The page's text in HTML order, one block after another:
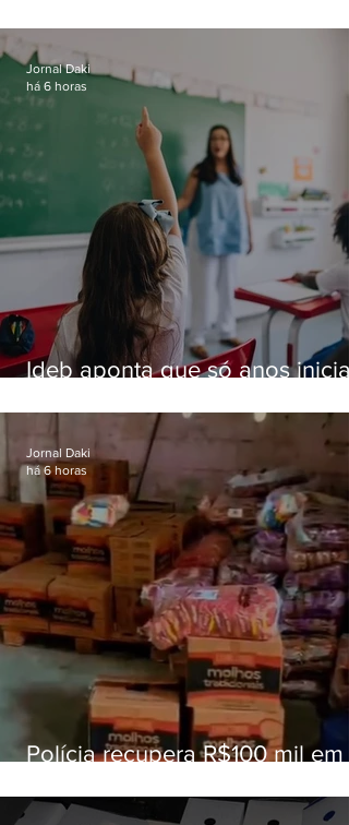
Ideb aponta que só anos
educação
Jornal Daki
há 6 horas
Polícia recupera R$100 mil em
Fluminense
Jornal Daki
há 6 horas